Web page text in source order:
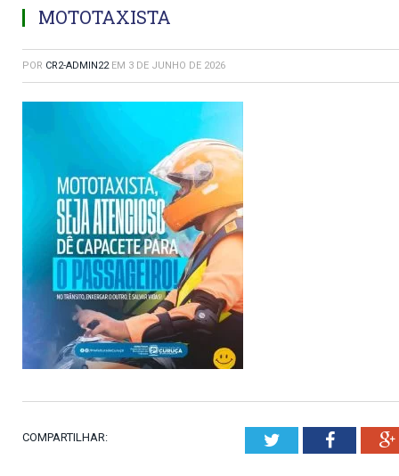
MOTOTAXISTA
POR CR2-ADMIN22 EM 3 DE JUNHO DE 2026
COMPARTILHAR: Twitter